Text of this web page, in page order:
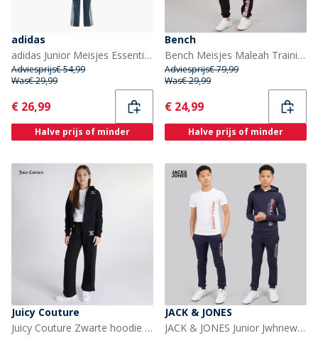
adidas
adidas Junior Meisjes Essentials 3-Stripes Trainingspak Semi Flash Aqua/Wit
Adviesprijs€ 54,99
Was€ 29,99
Current
€ 26,99
Halve prijs of minder
Bench
Bench Meisjes Maleah Trainingspak Zwart
Adviesprijs€ 79,99
Was€ 29,99
Current
€ 24,99
Halve prijs of minder
Juicy Couture
Juicy Couture Zwarte hoodie met ritssluiting Meisjes en joggingbroek met wijde pijpen - Trainingspak
JACK & JONES
JACK & JONES Junior Jwhnew Structuur Drie Delen Trainingspak En T-shirt Set Navy Blazer